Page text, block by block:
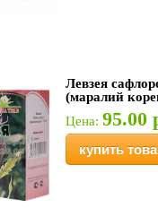
Левзея
(маралий
Цена: 95.00
купить